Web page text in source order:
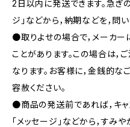
2日以内に発送できます。急ぎ
ジ」などから，納期などを，問
●取りよせの場合で，メーカー
ことがあります。この場合は，
なります。お客様に，金銭的な
容赦ください。
●商品の発送前であれば，キャ
「メッセージ」などから，すみや